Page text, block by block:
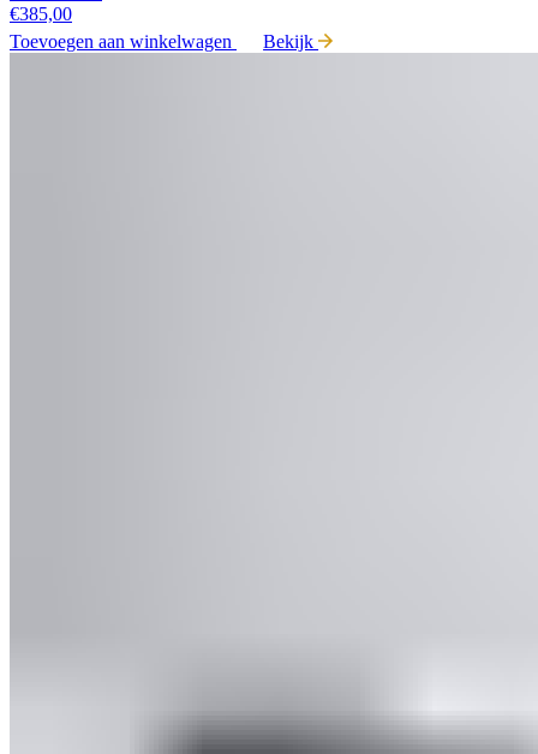
€385,00
Toevoegen aan winkelwagen
Bekijk